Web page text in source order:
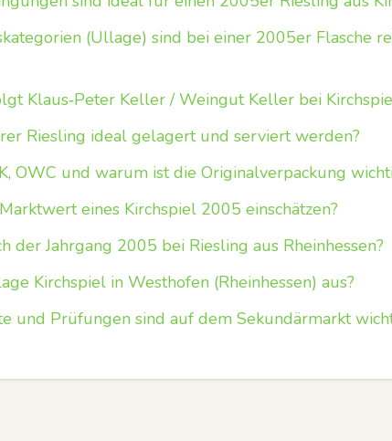
(Ullage) sind bei einer 2005er Flasche
Klaus‑Peter Keller / Weingut Keller bei
Riesling ideal gelagert und serviert werden?
OWC und warum ist die Originalverpackung
eines Kirchspiel 2005 einschätzen?
der Jahrgang 2005 bei Riesling aus Rheinhessen?
Kirchspiel in Westhofen (Rheinhessen) aus?
und Prüfungen sind auf dem Sekundärmarkt